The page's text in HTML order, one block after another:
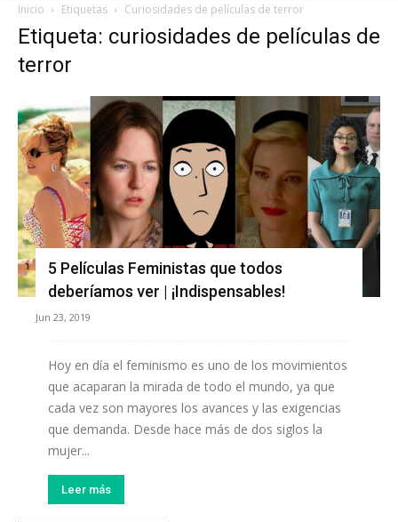
Inicio Etiquetas Curiosidades de películas de terror
Etiqueta: curiosidades de películas de
terror
5 Películas Feministas que todos
deberíamos ver | ¡Indispensables!
Jun 23, 2019
Hoy en día el feminismo es uno de los movimientos
que acaparan la mirada de todo el mundo, ya que
cada vez son mayores los avances y las exigencias
que demanda. Desde hace más de dos siglos la
mujer...
Leer más